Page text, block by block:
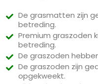
De grasmatten zijn
betreding.
Premium graszoden
betreding.
De graszoden
De graszoden zijn
opgekweekt.